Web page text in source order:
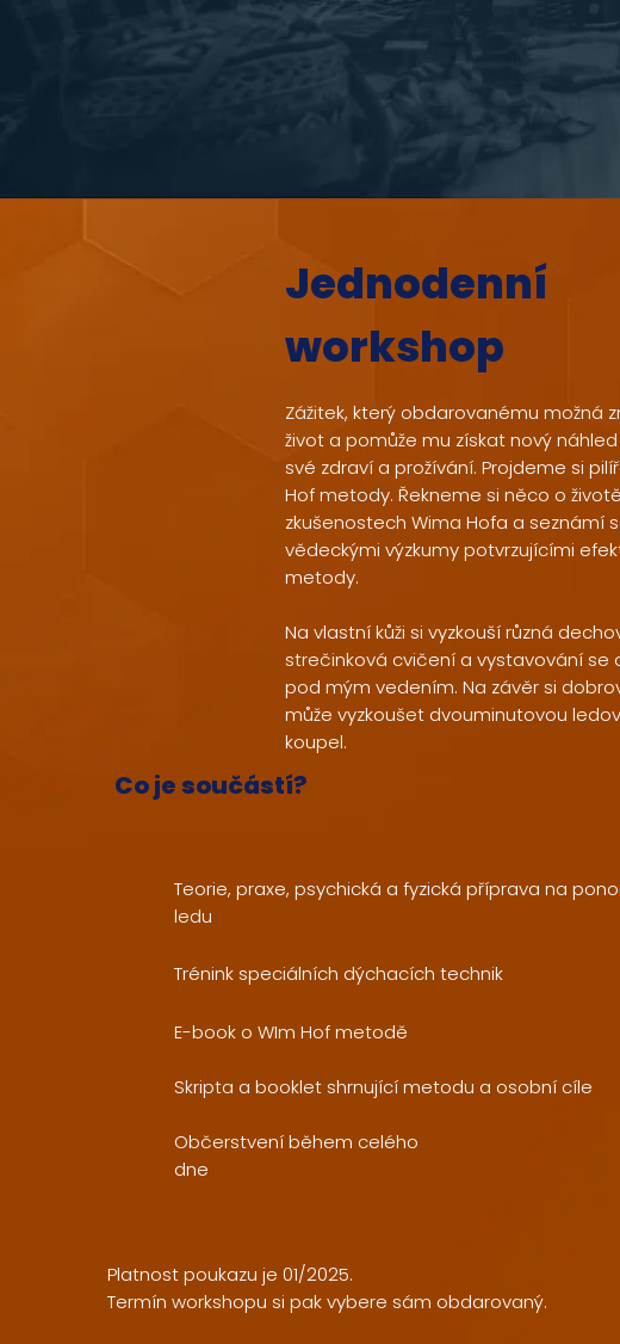
Jednodenní
workshop
Zážitek, který obdarovanému možná
život a pomůže mu získat nový
své zdraví a prožívání. Projdeme si
Hof metody. Řekneme si něco o
zkušenostech Wima Hofa a seznámí
vědeckými výzkumy potvrzujícími
metody.
Na vlastní kůži si vyzkouší různá
strečinková cvičení a vystavování se
pod mým vedením. Na závěr si
může vyzkoušet dvouminutovou
koupel.
Co je součástí?
Teorie, praxe, psychická a fyzická příprava na
ledu
Trénink speciálních dýchacích technik
E-book o WIm Hof metodě
Skripta a booklet shrnující metodu a osobní cíle
Občerstvení během celého
dne
Platnost poukazu je 01/2025.
Termín workshopu si pak vybere sám obdarovaný.